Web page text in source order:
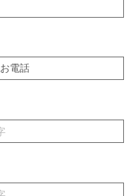
お電話